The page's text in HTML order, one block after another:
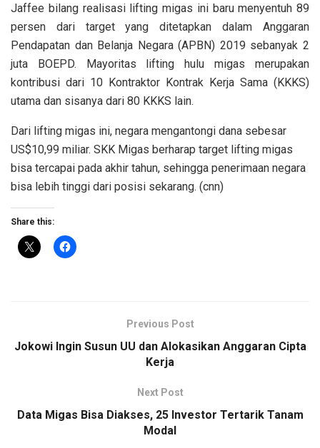
Jaffee bilang realisasi lifting migas ini baru menyentuh 89
persen dari target yang ditetapkan dalam Anggaran
Pendapatan dan Belanja Negara (APBN) 2019 sebanyak 2
juta BOEPD. Mayoritas lifting hulu migas merupakan
kontribusi dari 10 Kontraktor Kontrak Kerja Sama (KKKS)
utama dan sisanya dari 80 KKKS lain.
Dari lifting migas ini, negara mengantongi dana sebesar
US$10,99 miliar. SKK Migas berharap target lifting migas
bisa tercapai pada akhir tahun, sehingga penerimaan negara
bisa lebih tinggi dari posisi sekarang. (cnn)
Share this:
Previous Post
Jokowi Ingin Susun UU dan Alokasikan Anggaran Cipta
Kerja
Next Post
Data Migas Bisa Diakses, 25 Investor Tertarik Tanam
Modal